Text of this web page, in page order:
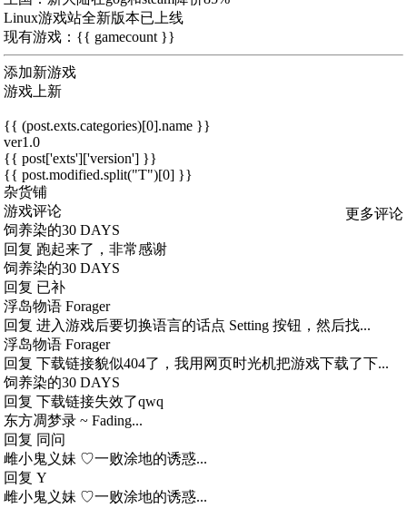
Linux游戏站全新版本已上线
现有游戏：{{ gamecount }}
添加新游戏
游戏上新
{{ (post.exts.categories)[0].name }}
ver1.0
{{ post['exts']['version'] }}
{{ post.modified.split("T")[0] }}
杂货铺
游戏评论
更多评论
饲养染的30 DAYS
回复 跑起来了，非常感谢
饲养染的30 DAYS
回复 已补
浮岛物语 Forager
回复 进入游戏后要切换语言的话点 Setting 按钮，然后找...
浮岛物语 Forager
回复 下载链接貌似404了，我用网页时光机把游戏下载了下...
饲养染的30 DAYS
回复 下载链接失效了qwq
东方凋梦录 ~ Fading...
回复 同问
雌小鬼义妹 ♡一败涂地的诱惑...
回复 Y
雌小鬼义妹 ♡一败涂地的诱惑...